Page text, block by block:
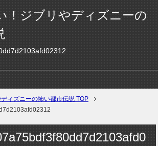
！ジブリやディズニーの
ィズニーの怖い都市伝説 TOP